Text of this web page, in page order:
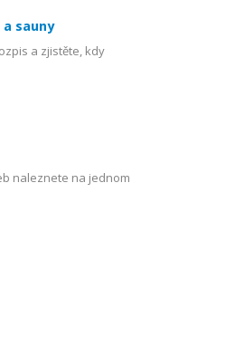
a sauny
a zjistěte, kdy
naleznete na jednom